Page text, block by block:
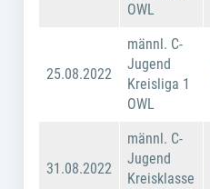
OWL
25.08.2022
männl. C-
Jugend
Kreisliga 1
OWL
31.08.2022
männl. C-
Jugend
Kreisklasse